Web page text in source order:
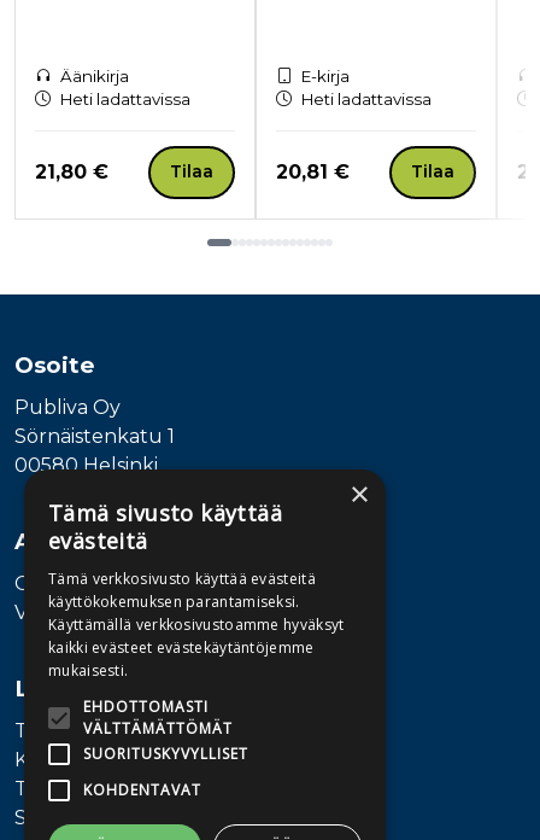
Äänikirja
Heti ladattavissa
Hinta nyt
21,80 € Tilaa
E-kirja
Heti ladattavissa
Hinta nyt
20,81 € Tilaa
Osoite
Publiva Oy
Sörnäistenkatu 1
00580 Helsinki
Asiakaspalvelu
Ota yhteyttä
Vaihde: 010 345100
Lisätietoa
Toimitusehdot
Käyttöohjeet
Tietosuojaseloste
Saavutettavuusseloste
×
Tämä sivusto käyttää
evästeitä
Tämä verkkosivusto käyttää evästeitä
käyttökokemuksen parantamiseksi.
Käyttämällä verkkosivustoamme hyväksyt
kaikki evästeet evästekäytäntöjemme
mukaisesti.
EHDOTTOMASTI
VÄLTTÄMÄTTÖMÄT
SUORITUSKYVYLLISET
KOHDENTAVAT